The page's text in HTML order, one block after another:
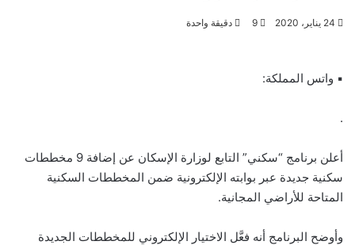
24 يناير، 2020 9 دقيقة واحدة
▪︎ واتس المملكة:
.
أعلن برنامج “سكني” التابع لوزارة الإسكان عن إضافة 9 مخططات
سكنية جديدة عبر بوابته الإلكترونية ضمن المخططات السكنية
المتاحة للأراضي المجانية.
وأوضح البرنامج أنه فعَّل الاختيار الإلكتروني للمخططات الجديدة